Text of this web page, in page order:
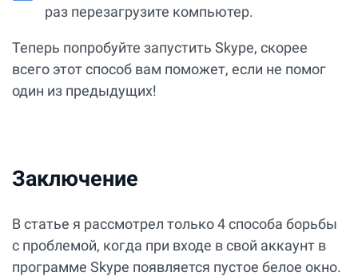
раз перезагрузите компьютер.
Теперь попробуйте запустить Skype, скорее
всего этот способ вам поможет, если не помог
один из предыдущих!
Заключение
В статье я рассмотрел только 4 способа борьбы
с проблемой, когда при входе в свой аккаунт в
программе Skype появляется пустое белое окно.